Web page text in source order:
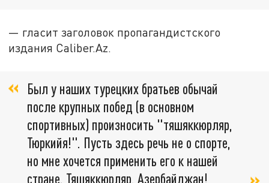
— гласит заголовок пропагандистского
издания Caliber.Az.
Был у наших турецких братьев обычай
после крупных побед (в основном
спортивных) произносить "тяшяккюрляр,
Тюркийя!". Пусть здесь речь не о спорте,
но мне хочется применить его к нашей
стране. Тяшяккюрляр, Азербайджан!